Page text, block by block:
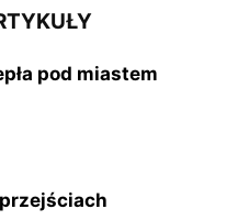
pod miastem